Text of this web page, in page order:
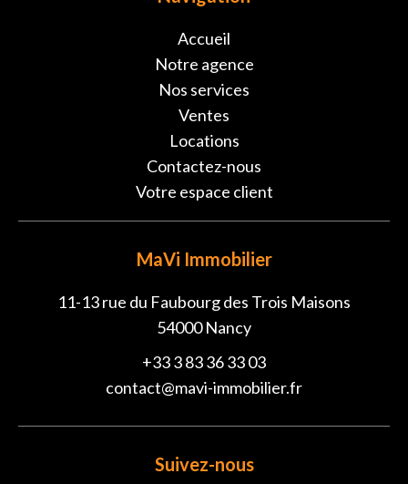
Accueil
Notre agence
Nos services
Ventes
Locations
Contactez-nous
Votre espace client
MaVi Immobilier
11-13 rue du Faubourg des Trois Maisons
54000Nancy
+33 3 83 36 33 03
contact@mavi-immobilier.fr
Suivez-nous